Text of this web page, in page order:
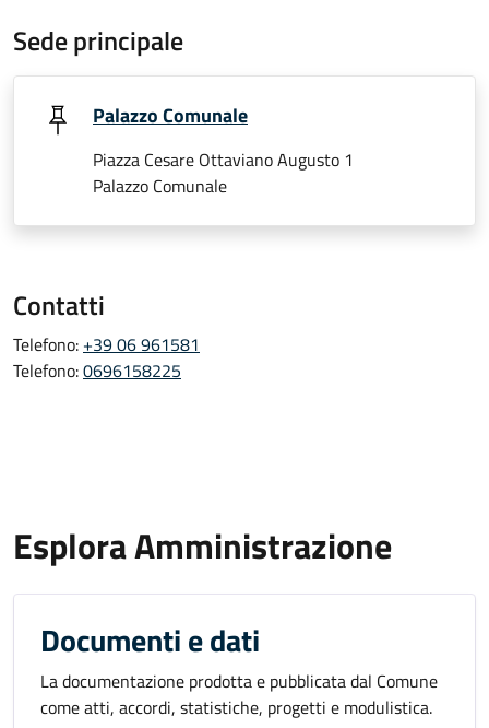
Sede principale
Palazzo Comunale
Piazza Cesare Ottaviano Augusto 1
Palazzo Comunale
Contatti
Telefono: +39 06 961581
Telefono:0696158225
Esplora Amministrazione
Documenti e dati
La documentazione prodotta e pubblicata dal Comune
come atti, accordi, statistiche, progetti e modulistica.